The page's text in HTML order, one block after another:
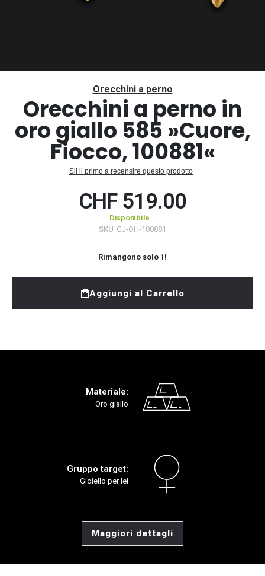
galleria
immagini
Orecchini a perno
Orecchini a perno in
oro giallo 585 »Cuore,
Fiocco, 100881«
Sii il primo a recensire questo prodotto
CHF 519.00
Disponibile
SKU GJ-OH-100881
Rimangono solo 1 !
Aggiungi al Carrello
Materiale:
Oro giallo
Gruppo target:
Gioiello per lei
Maggiori dettagli